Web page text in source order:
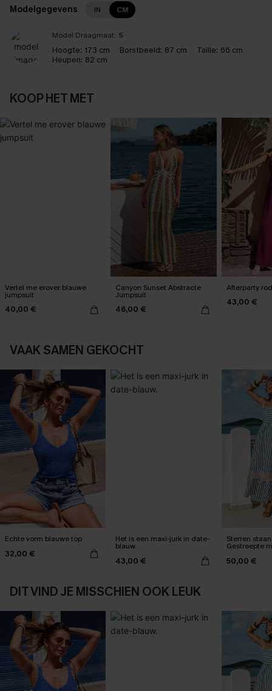
Modelgegevens IN CM
Model Draagmaat: S
Hoogte: 173 cm Borstbeeld: 87 cm Taille: 66 cm
Heupen: 82 cm
KOOP HET MET
Vertel me erover blauwe
jumpsuit
40,00 €
Canyon Sunset Abstracte
Jumpsuit
46,00 €
Afterparty
43,00 €
VAAK SAMEN GEKOCHT
Echte vorm blauwe top
32,00 €
Het is een maxi-jurk in date-
blauw.
43,00 €
Sterren
Gestreepte
50,00 €
DIT VIND JE MISSCHIEN OOK LEUK